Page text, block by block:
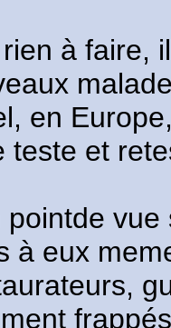
à faire,
en
teste et
pointde
à eux